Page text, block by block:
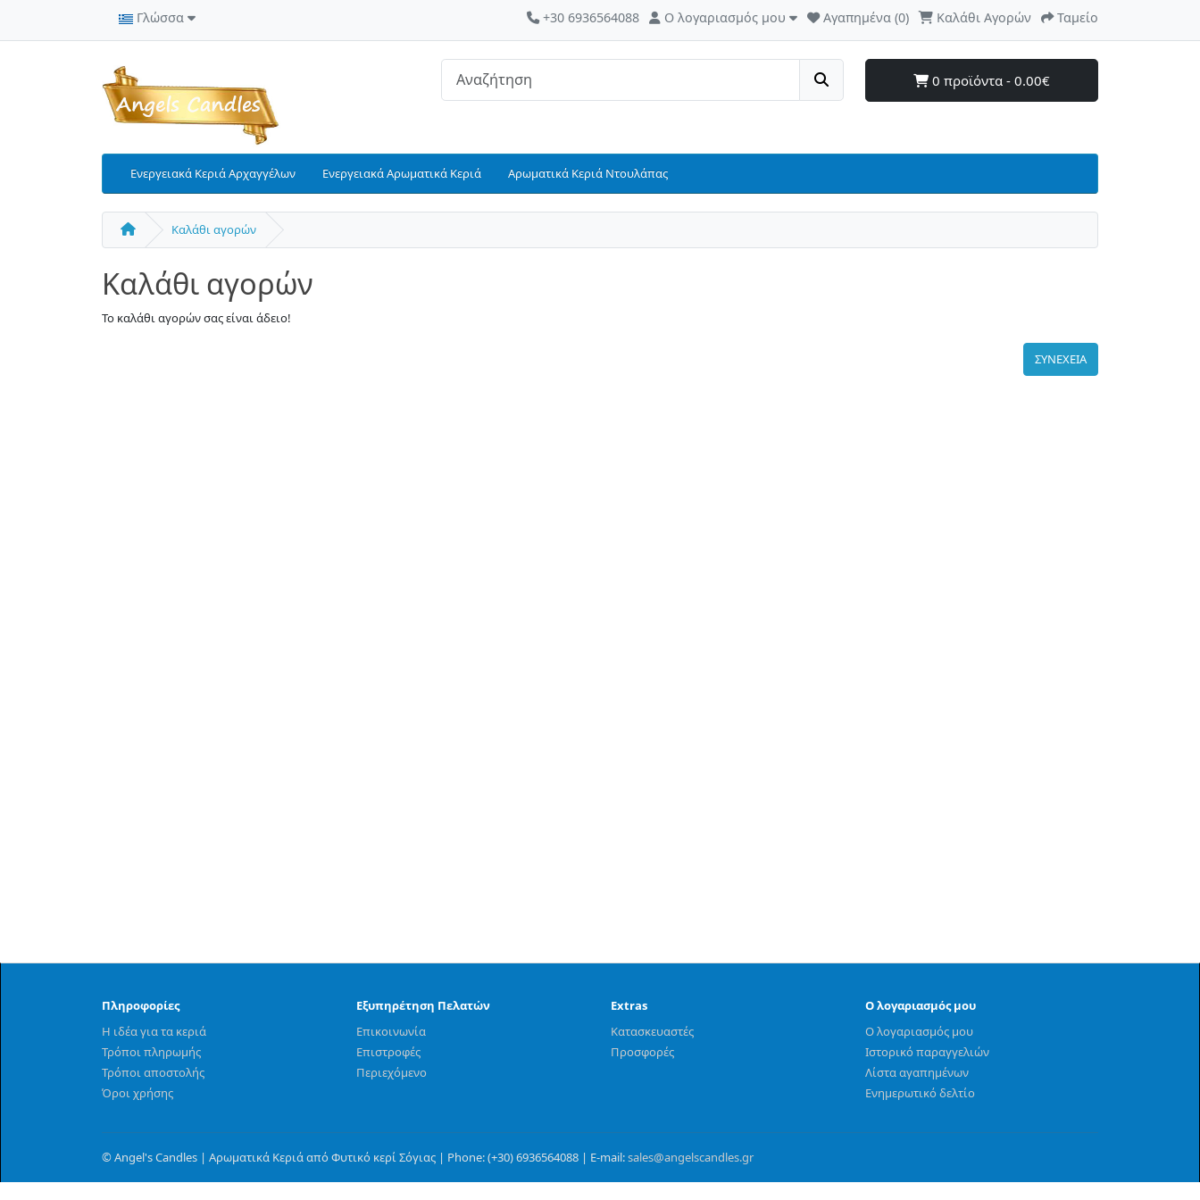
Γλώσσα +30 6936564088 Ο λογαριασμός μου Αγαπημένα (0) Καλάθι Αγορών Ταμείο
0 προϊόντα - 0.00€
Ενεργειακά Κεριά Αρχαγγέλων Ενεργειακά Αρωματικά Κεριά Αρωματικά Κεριά Ντουλάπας
Καλάθι αγορών
Καλάθι αγορών
Το καλάθι αγορών σας είναι άδειο!
ΣΥΝΕΧΕΙΑ
Πληροφορίες
Η ιδέα για τα κεριά
Τρόποι πληρωμής
Τρόποι αποστολής
Όροι χρήσης
Εξυπηρέτηση Πελατών
Επικοινωνία
Επιστροφές
Περιεχόμενο
Extras
Κατασκευαστές
Προσφορές
Ο λογαριασμός μου
Ο λογαριασμός μου
Ιστορικό παραγγελιών
Λίστα αγαπημένων
Ενημερωτικό δελτίο
© Angel's Candles | Αρωματικά Κεριά από Φυτικό κερί Σόγιας | Phone: (+30) 6936564088 | E-mail:sales@angelscandles.gr